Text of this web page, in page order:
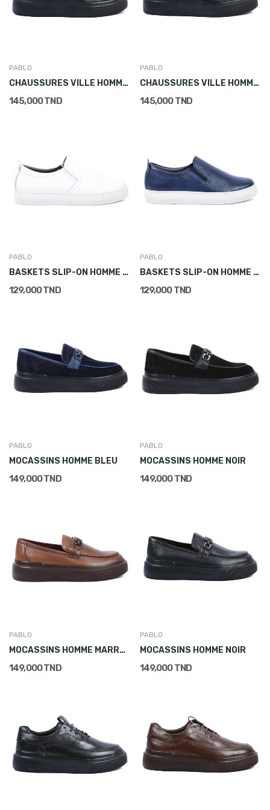
PABLO
CHAUSSURES VILLE HOMME CUIR LACETS CONFORT NOIR
145,000 TND
PABLO
CHAUSSURES VILLE HOMME CUIR SANS LACETS CONFORT...
145,000 TND
PABLO
BASKETS SLIP-ON HOMME CUIR BLANC
129,000 TND
PABLO
BASKETS SLIP-ON HOMME CUIR BLEU MARINE
129,000 TND
PABLO
MOCASSINS HOMME BLEU
149,000 TND
PABLO
MOCASSINS HOMME NOIR
149,000 TND
PABLO
MOCASSINS HOMME MARRON
149,000 TND
PABLO
MOCASSINS HOMME NOIR
149,000 TND